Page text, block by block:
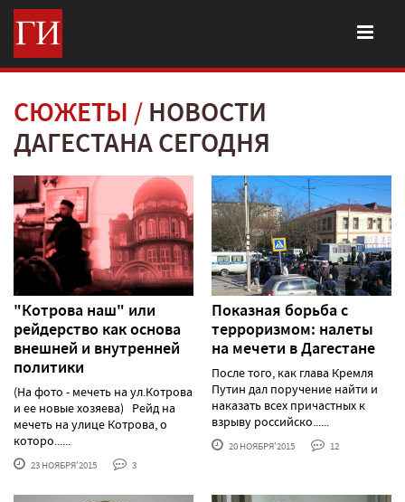
СЮЖЕТЫ
НОВОСТИ
ДАГЕСТАНА СЕГОДНЯ
"Котрова наш" или
рейдерство как основа
внешней и внутренней
политики
(На фото - мечеть на ул.Котрова
и ее новые хозяева) Рейд на
мечеть на улице Котрова, о
которо......
23 НОЯБРЯ'2015 3
Показная борьба с
терроризмом: налеты
на мечети в Дагестане
После того, как глава Кремля
Путин дал поручение найти и
наказать всех причастных к
взрыву российско......
20 НОЯБРЯ'2015 12